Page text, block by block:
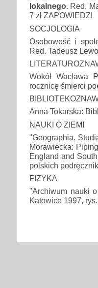
lokalnego. Red.
7 zł ZAPOWIEDZI
SOCJOLOGIA
Osobowość i
Red. Tadeusz
Wokół Wacława
rocznicę śmierci
Anna Tokarska:
NAUKI O ZIEMI
"Geographia.
Morawiecka:
England and
polskich
FIZYKA
"Archiwum nauki
Katowice 1997,